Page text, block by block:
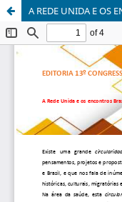
A REDE UNIDA E OS